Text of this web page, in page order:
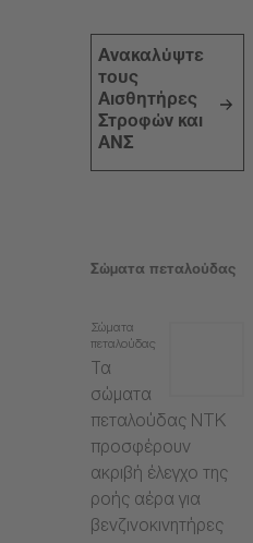
Ανακαλύψτε
τους
Αισθητήρες
Στροφών και
ΑΝΣ
Σώματα πεταλούδας
Σώματα
πεταλούδας
Τα
σώματα
πεταλούδας NTK
προσφέρουν
ακριβή έλεγχο της
ροής αέρα για
βενζινοκινητήρες